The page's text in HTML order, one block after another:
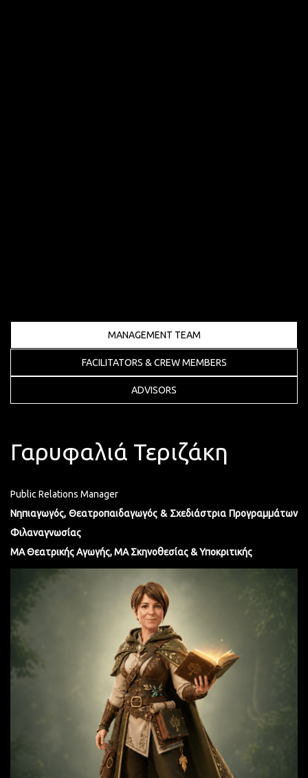
MANAGEMENT TEAM
FACILITATORS & CREW MEMBERS
ADVISORS
Γαρυφαλιά Τεριζάκη
Public Relations Manager
Νηπιαγωγός, Θεατροπαιδαγωγός & Σχεδιάστρια Προγραμμάτων
Φιλαναγνωσίας
MA Θεατρικής Αγωγής, MA Σκηνοθεσίας & Υποκριτικής